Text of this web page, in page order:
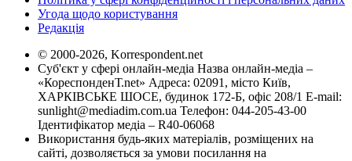
Угода щодо користування
Редакція
© 2000-2026, Korrespondent.net
Суб'єкт у сфері онлайн-медіа Назва онлайн-медіа –
«КореспонденТ.net» Адреса: 02091, місто Київ,
ХАРКІВСЬКЕ ШОСЕ, будинок 172-Б, офіс 208/1 E-mail:
sunlight@mediadim.com.ua Телефон: 044-205-43-00
Ідентифікатор медіа – R40-06068
Використання будь-яких матеріалів, розміщених на
сайті, дозволяється за умови посилання на